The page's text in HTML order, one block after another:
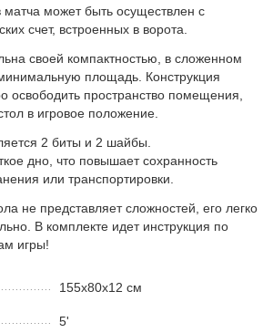
матча может быть осуществлен с
счет, встроенных в ворота.
своей компактностью, в сложенном
площадь. Конструкция
освободить пространство помещения,
в игровое положение.
2 биты и 2 шайбы.
дно, что повышает сохранность
или транспортировки.
не представляет сложностей, его легко
В комплекте идет инструкция по
игры!
155х80х12 см
5'